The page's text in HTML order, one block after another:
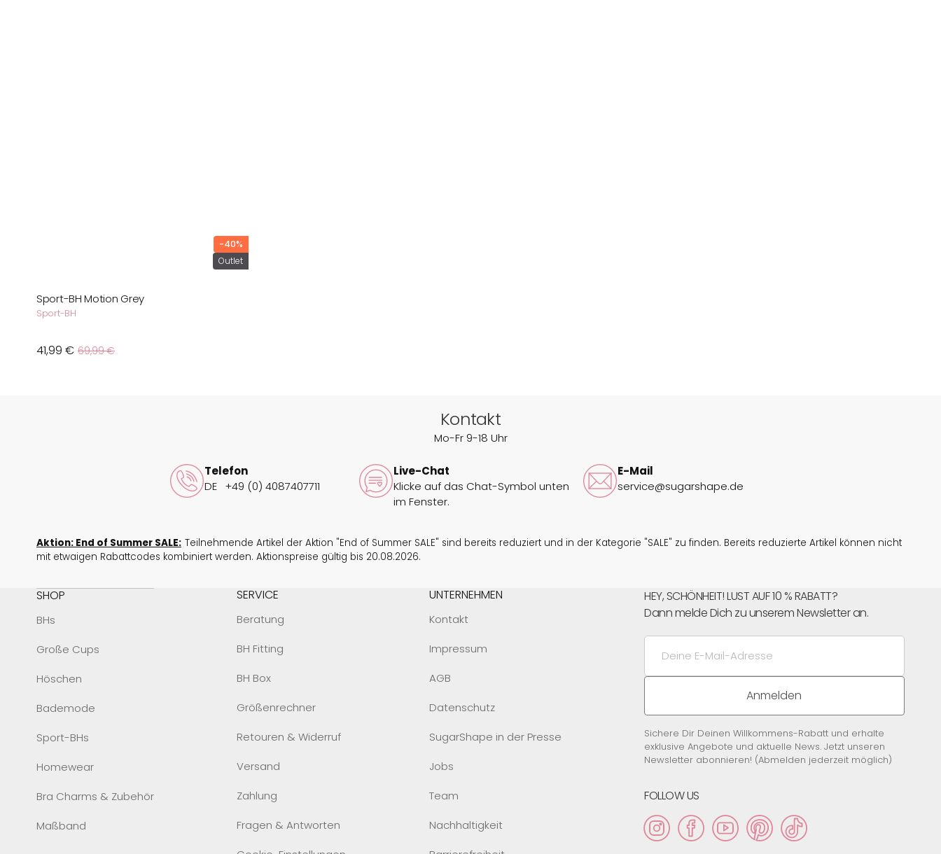
-40%
Outlet
Sport-BH Motion Grey
Sport-BH
Normaler
69,99 €Verkaufspreis
41,99 €
Kontakt
Mo-Fr 9-18 Uhr
Telefon
DE +49 (0) 4087407711
Live-Chat
Klicke auf das Chat-Symbol unten
im Fenster.
E-Mail
service@sugarshape.de
Aktion: End of Summer SALE: Teilnehmende Artikel der Aktion "End of Summer SALE" sind bereits reduziert und in der Kategorie "SALE" zu finden. Bereits reduzierte Artikel können nicht
mit etwaigen Rabattcodes kombiniert werden. Aktionspreise gültig bis 20.08.2026.
SHOP
BHs
Große Cups
Höschen
Bademode
Sport-BHs
Homewear
Bra Charms & Zubehör
Maßband
SERVICE
Beratung
BH Fitting
BH Box
Größenrechner
Retouren & Widerruf
Versand
Zahlung
Fragen & Antworten
UNTERNEHMEN
Kontakt
Impressum
AGB
Datenschutz
SugarShape in der Presse
Jobs
Team
Nachhaltigkeit
HEY, SCHÖNHEIT! LUST AUF 10 % RABATT?
Dann melde Dich zu unserem Newsletter an.
Deine
Mail-
Anmelden
Sichere Dir Deinen Willkommens-Rabatt und erhalte
exklusive Angebote und aktuelle News. Jetzt unseren
Newsletter abonnieren! (Abmelden jederzeit möglich)
FOLLOW US
InstagramFacebookYouTubePinterestTikTok